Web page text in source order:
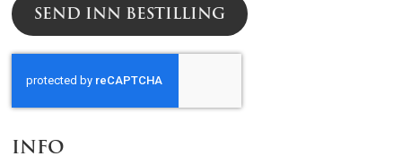
INFO
SEND INN BESTILLING